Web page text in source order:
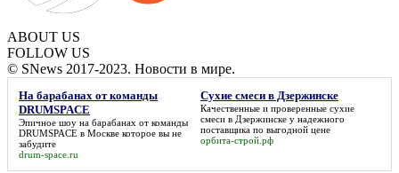
ABOUT US
FOLLOW US
© SNews 2017-2023. Новости в мире.
На барабанах от команды
DRUMSPACE
Эпичное шоу на барабанах от команды
DRUMSPACE в Москве которое вы не
забудите
drum-space.ru
Сухие смеси в Дзержинске
Качественные и проверенные сухие
смеси в Дзержинске у надежного
поставщика по выгодной цене
орбита-строй.рф